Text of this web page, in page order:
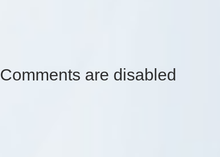
Comments are disabled